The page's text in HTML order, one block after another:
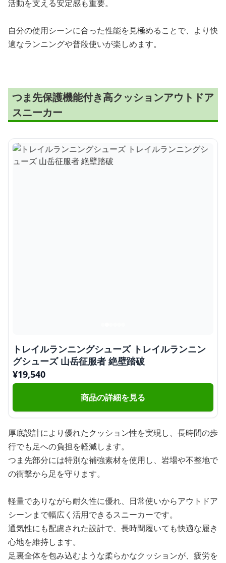
活動を支える安定感も重要。
自分の使用シーンに合った性能を見極めることで、より快
適なランニングや普段使いが楽しめます。
つま先保護機能付き高クッションアウトドア
スニーカー
トレイルランニングシューズ トレイルランニン
グシューズ 山岳征服者 絶壁踏破
¥19,540
商品の詳細を見る
厚底設計により優れたクッション性を実現し、長時間の歩
行でも足への負担を軽減します。
つま先部分には特別な補強素材を使用し、岩場や不整地で
の衝撃から足を守ります。
軽量でありながら耐久性に優れ、日常使いからアウトドア
シーンまで幅広く活用できるスニーカーです。
通気性にも配慮された設計で、長時間履いても快適な履き
心地を維持します。
足裏全体を包み込むような柔らかなクッションが、疲労を